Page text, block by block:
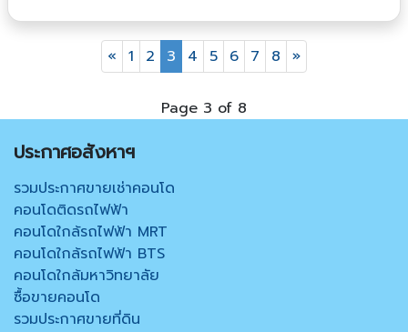
« 1 2 3 4 5 6 7 8 »
Page 3 of 8
ประกาศอสังหาฯ
รวมประกาศขายเช่าคอนโด
คอนโดติดรถไฟฟ้า
คอนโดใกล้รถไฟฟ้า MRT
คอนโดใกล้รถไฟฟ้า BTS
คอนโดใกล้มหาวิทยาลัย
ซื้อขายคอนโด
รวมประกาศขายที่ดิน